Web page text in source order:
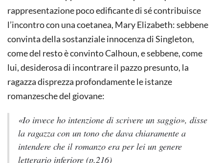
rappresentazione poco edificante di sé contribuisce
l’incontro con una coetanea, Mary Elizabeth: sebbene
convinta della sostanziale innocenza di Singleton,
come del resto è convinto Calhoun, e sebbene, come
lui, desiderosa di incontrare il pazzo presunto, la
ragazza disprezza profondamente le istanze
romanzesche del giovane:
«Io invece ho intenzione di scrivere un saggio», disse
la ragazza con un tono che dava chiaramente a
intendere che il romanzo era per lei un genere
letterario inferiore(p.216)